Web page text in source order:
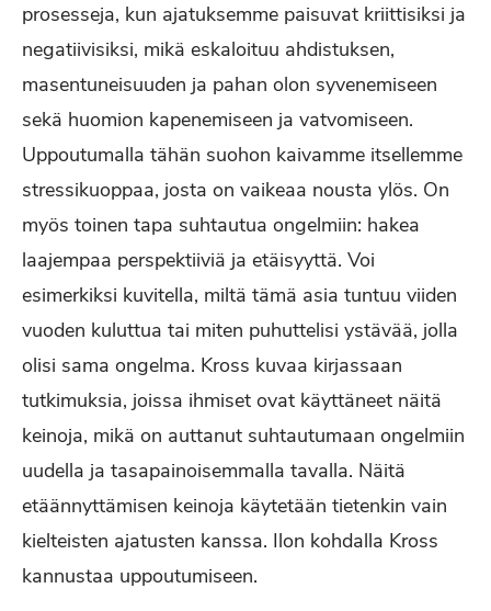
prosesseja, kun ajatuksemme paisuvat kriittisiksi ja
negatiivisiksi, mikä eskaloituu ahdistuksen,
masentuneisuuden ja pahan olon syvenemiseen
sekä huomion kapenemiseen ja vatvomiseen.
Uppoutumalla tähän suohon kaivamme itsellemme
stressikuoppaa, josta on vaikeaa nousta ylös. On
myös toinen tapa suhtautua ongelmiin: hakea
laajempaa perspektiiviä ja etäisyyttä. Voi
esimerkiksi kuvitella, miltä tämä asia tuntuu viiden
vuoden kuluttua tai miten puhuttelisi ystävää, jolla
olisi sama ongelma. Kross kuvaa kirjassaan
tutkimuksia, joissa ihmiset ovat käyttäneet näitä
keinoja, mikä on auttanut suhtautumaan ongelmiin
uudella ja tasapainoisemmalla tavalla. Näitä
etäännyttämisen keinoja käytetään tietenkin vain
kielteisten ajatusten kanssa. Ilon kohdalla Kross
kannustaa uppoutumiseen.